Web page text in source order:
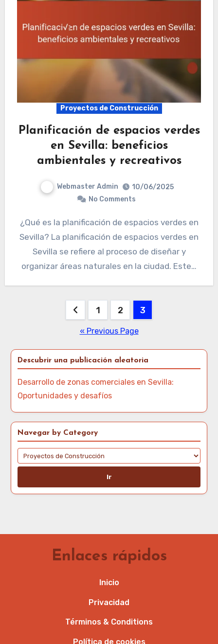
Proyectos de Construcción
Planificación de espacios verdes
en Sevilla: beneficios
ambientales y recreativos
Webmaster Admin
10/06/2025
No Comments
¿Qué es la planificación de espacios verdes en
Sevilla? La planificación de espacios verdes en
Sevilla se refiere al proceso de diseñar y
organizar áreas naturales en la ciudad. Este…
pagination
1 2 3
« Previous Page
Descubrir una publicación aleatoria
Desarrollo de zonas comerciales en Sevilla:
Oportunidades y desafíos
Navegar by Category
Ir
Enlaces rápidos
Inicio
Privacidad
Términos & Conditions
Política de cookies